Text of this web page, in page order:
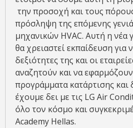
την προσοχή και τους
πρόσληψη της επόμενης
μηχανικών HVAC. Αυτή η νέα
θα χρειαστεί εκπαίδευση για
δεξιότητες της και οι
αναζητούν και να
προγράμματα κατάρτισης
έχουμε δει με τις LG Air
όλο τον κόσμο και
Academy Hellas.